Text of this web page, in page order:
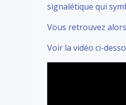
signalétique qui
Vous retrouvez
Voir la vidéo ci-